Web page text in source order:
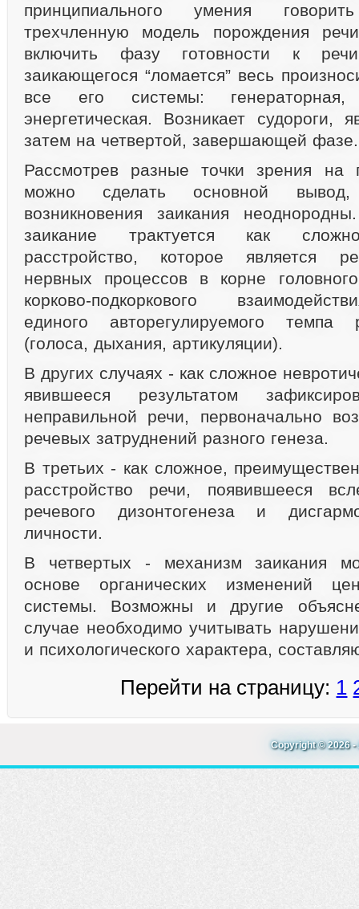
принципиального умения
трехчленную модель порождения
включить фазу готовности к
заикающегося “ломается” весь
все его системы:
энергетическая. Возникает судороги,
затем на четвертой, завершающей фазе.
Рассмотрев разные точки зрения на
можно сделать основной
возникновения заикания
заикание трактуется как
расстройство, которое является
нервных процессов в корне
корково-подкоркового
единого авторегулируемого темпа
(голоса, дыхания, артикуляции).
В других случаях - как сложное
явившееся результатом
неправильной речи, первоначально
речевых затруднений разного генеза.
В третьих - как сложное,
расстройство речи, появившееся
речевого дизонтогенеза и
личности.
В четвертых - механизм заикания
основе органических изменений
системы. Возможны и другие
случае необходимо учитывать
и психологического характера,
Перейти на страницу: 1
Copyright © 2026 -